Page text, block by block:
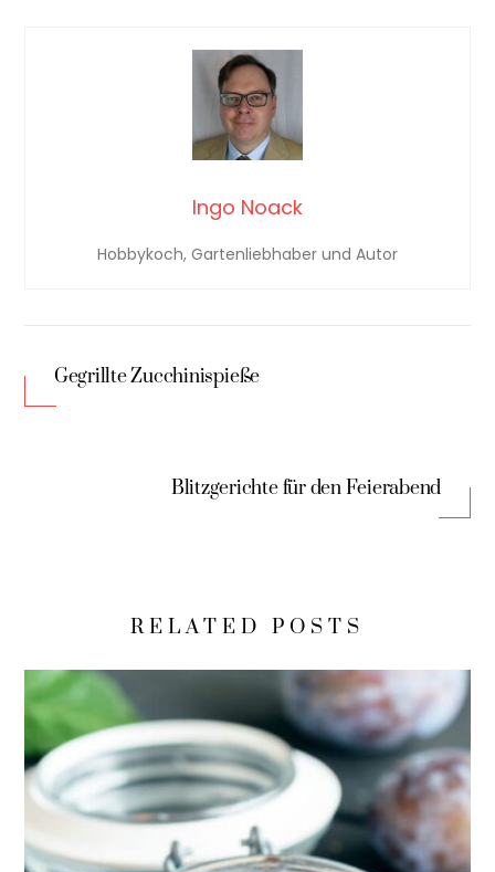
Ingo Noack
Hobbykoch, Gartenliebhaber und Autor
Gegrillte Zucchinispieße
Blitzgerichte für den Feierabend
RELATED POSTS